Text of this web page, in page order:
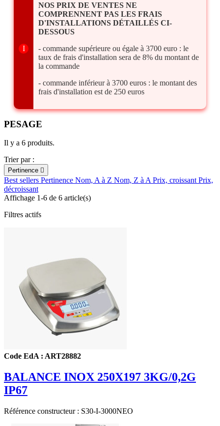
I
NOS PRIX DE VENTES NE
COMPRENNENT PAS LES FRAIS
D'INSTALLATIONS DÉTAILLÉS CI-
DESSOUS
- commande supérieure ou égale à 3700 euro : le
taux de frais d'installation sera de 8% du montant de
la commande
- commande inférieur à 3700 euros : le montant des
frais d'installation est de 250 euros
PESAGE
Il y a 6 produits.
Trier par :
Pertinence 
Best sellers Pertinence Nom, A à Z Nom, Z à APrix, croissantPrix,
décroissant
Affichage 1-6 de 6 article(s)
Filtres actifs
Code EdA : ART28882
BALANCE INOX 250X197 3KG/0,2G
IP67
Référence constructeur : S30-I-3000NEO